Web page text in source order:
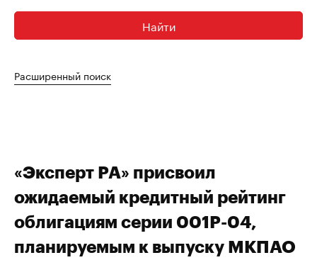
Найти
Расширенный поиск
«Эксперт РА» присвоил
ожидаемый кредитный рейтинг
облигациям серии 001Р-04,
планируемым к выпуску МКПАО